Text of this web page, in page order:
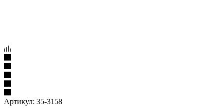
Артикул: 35-3158